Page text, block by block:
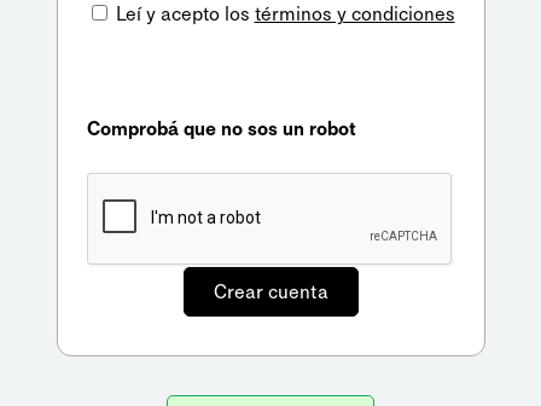
Leí y acepto los términos y condiciones
Comprobá que no sos un robot